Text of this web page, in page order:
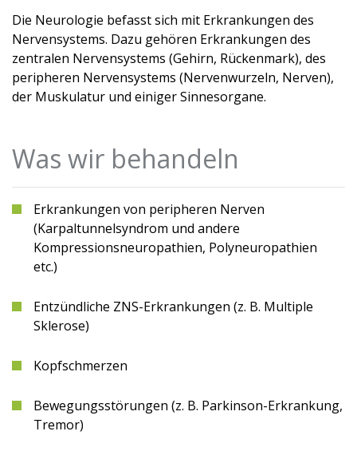
Die Neurologie befasst sich mit Erkrankungen des
Nervensystems. Dazu gehören Erkrankungen des
zentralen Nervensystems (Gehirn, Rückenmark), des
peripheren Nervensystems (Nervenwurzeln, Nerven),
der Muskulatur und einiger Sinnesorgane.
Was wir behandeln
Erkrankungen von peripheren Nerven
(Karpaltunnelsyndrom und andere
Kompressionsneuropathien, Polyneuropathien
etc.)
Entzündliche ZNS-Erkrankungen (z. B. Multiple
Sklerose)
Kopfschmerzen
Bewegungsstörungen (z. B. Parkinson-Erkrankung,
Tremor)